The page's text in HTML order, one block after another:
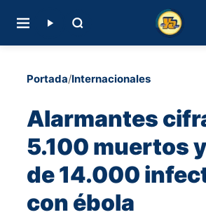
Portada/Internacionales
Alarmantes
5.100 muertos
de 14.000
con ébola